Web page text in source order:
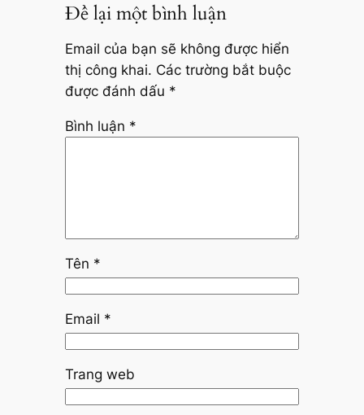
Để lại một bình luận
Email của bạn sẽ không được hiển
thị công khai. Các trường bắt buộc
được đánh dấu *
Bình luận *
Tên *
Email *
Trang web